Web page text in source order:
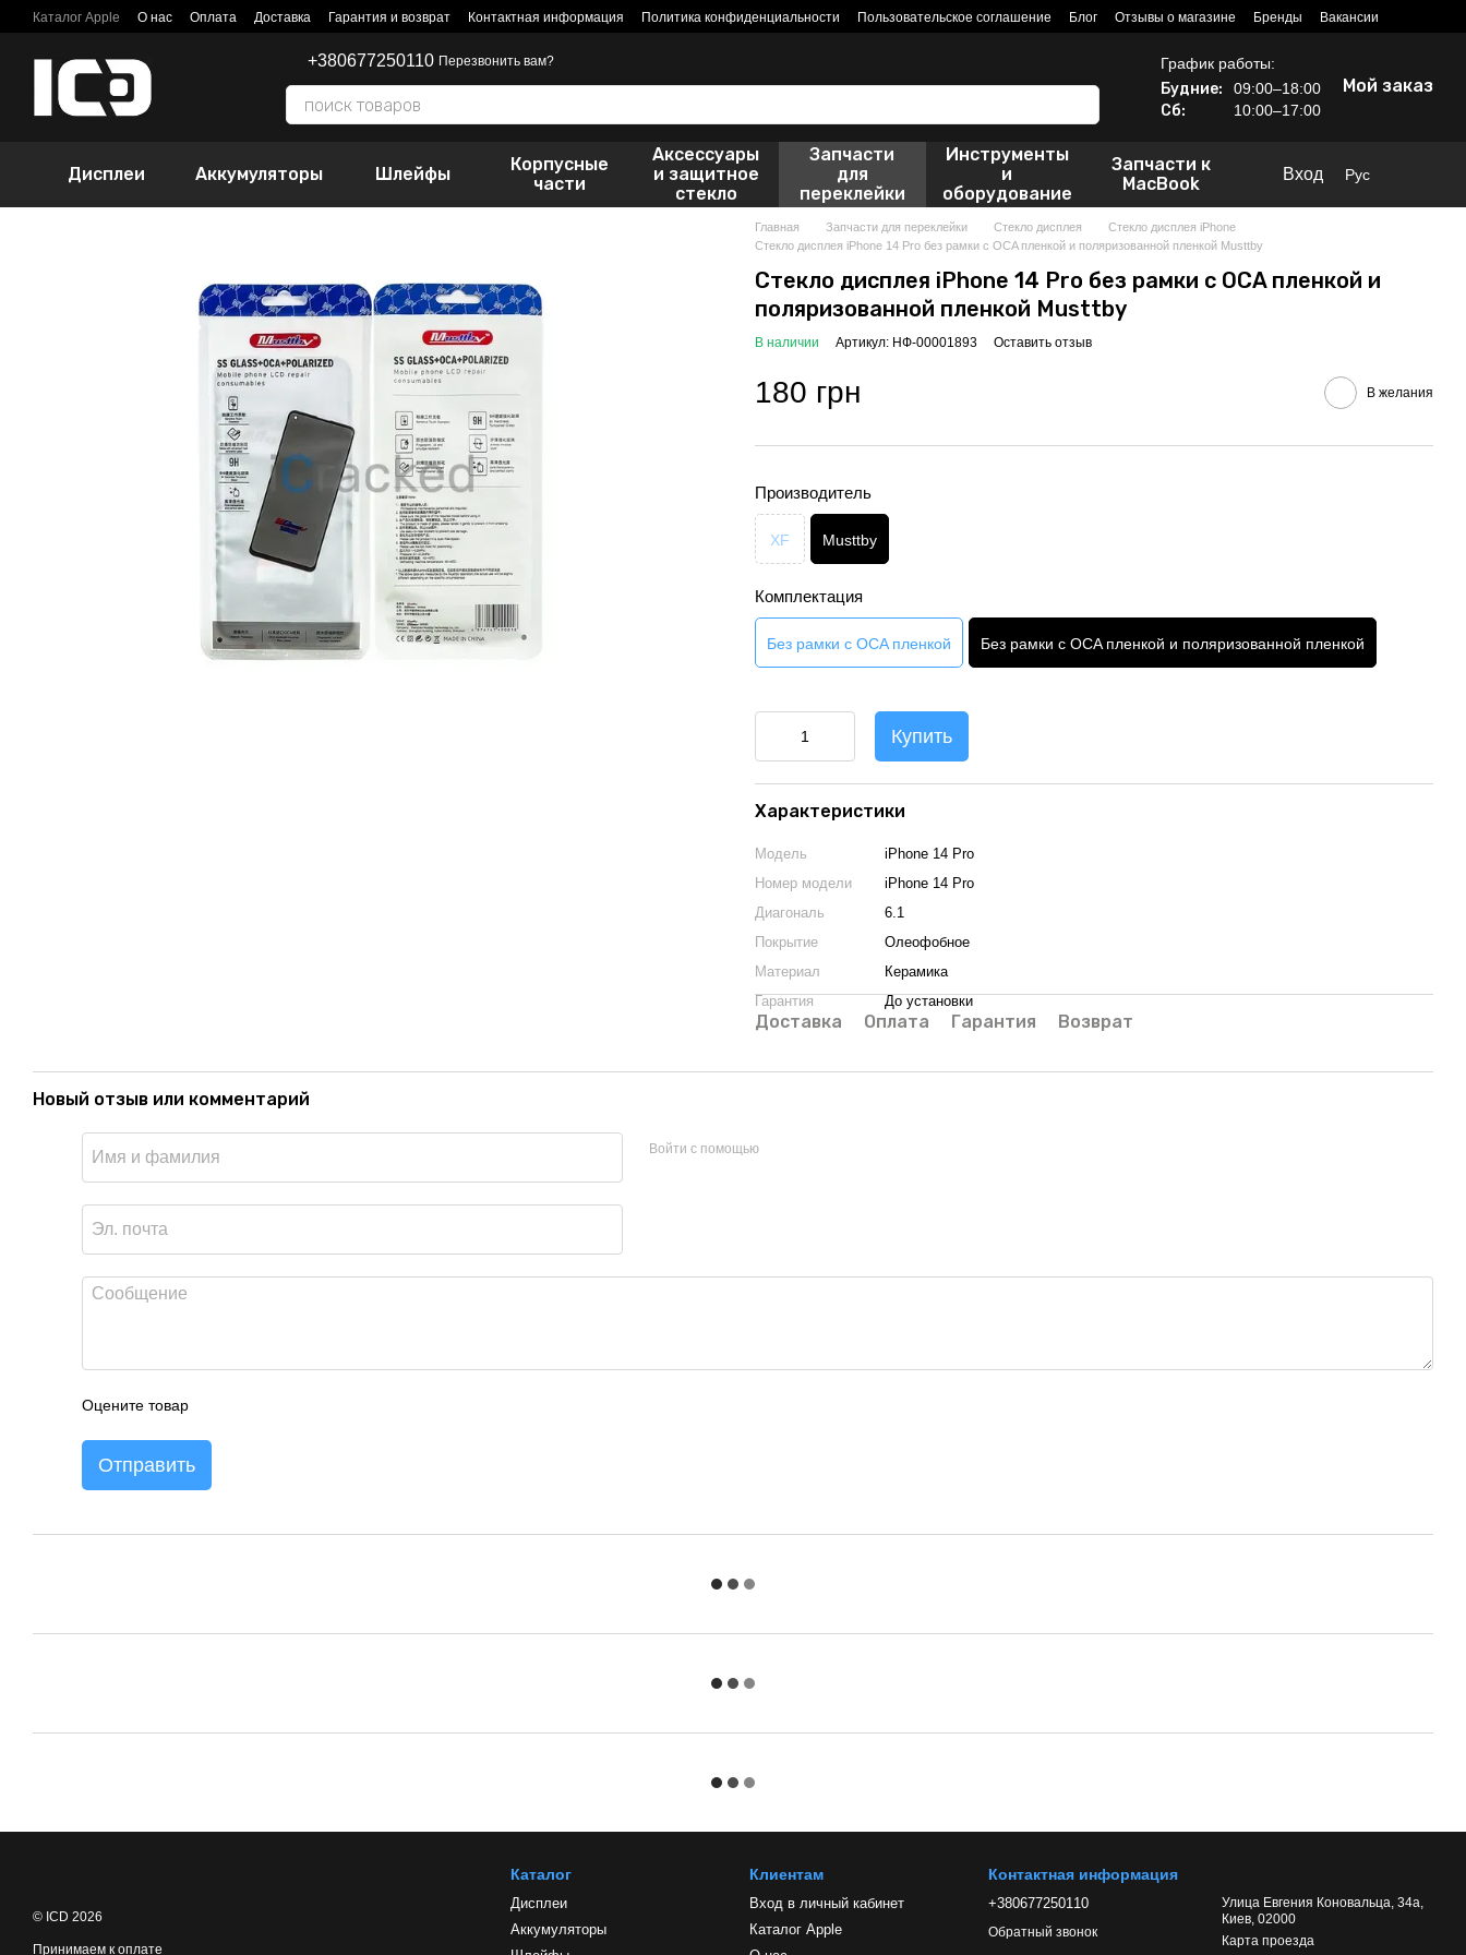
Перейти к основному контенту
Каталог Apple О нас Оплата Доставка Гарантия и возврат Контактная информация Политика конфиденциальности Пользовательское соглашение Блог Отзывы о магазине Бренды Вакансии
+380677250110 Перезвонить вам? График работы:
Будние: 09:00–18:00
Сб: 10:00–17:00
Мой заказ
Дисплеи Аккумуляторы Шлейфы
Корпусные
части
Аксессуары
и защитное
стекло
Запчасти
для
переклейки
Инструменты
и
оборудование
Запчасти к
MacBook
Вход Рус
Главная Запчасти для переклейки Стекло дисплея
Стекло дисплея iPhone
Стекло дисплея iPhone 14 Pro без рамки с OCA пленкой и поляризованной пленкой Musttby
Стекло дисплея iPhone 14 Pro без рамки с OCA пленкой и
поляризованной пленкой Musttby
В наличии Артикул: НФ-00001893 Оставить отзыв
180 грн В желания
Производитель
XF Musttby
Комплектация
Без рамки с OCA пленкой Без рамки с OCA пленкой и поляризованной пленкой
Купить
Характеристики
Модель
iPhone 14 Pro
Номер модели
iPhone 14 Pro
Диагональ
6.1
Покрытие
Олеофобное
Материал
Керамика
Гарантия
До установки
Доставка Оплата Гарантия Возврат
Новый отзыв или комментарий
Войти с помощью
Оцените товар
Отправить
© ICD 2026
Принимаем к оплате
Каталог
Дисплеи
Аккумуляторы
Клиентам
Вход в личный кабинет
Каталог Apple
Контактная информация
+380677250110
Обратный звонок
Улица Евгения Коновальца, 34а,
Киев, 02000
Карта проезда